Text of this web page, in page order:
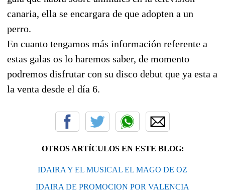
canaria, ella se encargara de que adopten a un
perro.
En cuanto tengamos más información referente a
estas galas os lo haremos saber, de momento
podremos disfrutar con su disco debut que ya esta a
la venta desde el día 6.
OTROS ARTÍCULOS EN ESTE BLOG:
IDAIRA Y EL MUSICAL EL MAGO DE OZ
IDAIRA DE PROMOCION POR VALENCIA